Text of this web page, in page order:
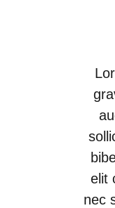
elit
nec